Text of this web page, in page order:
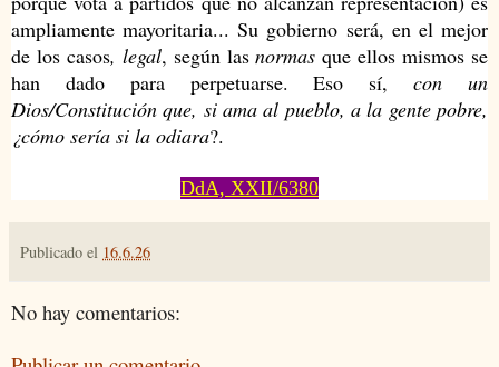
ampliamente mayoritaria... Su gobierno será, en el mejor
de los casos, legal, según lasnormas que ellos mismos se
han dado para perpetuarse. Eso sí,con un
Dios/Constitución que, si ama al pueblo, a la gente pobre,
¿cómo sería si la odiara?.
DdA, XXII/6380
Publicado el 16.6.26
No hay comentarios: